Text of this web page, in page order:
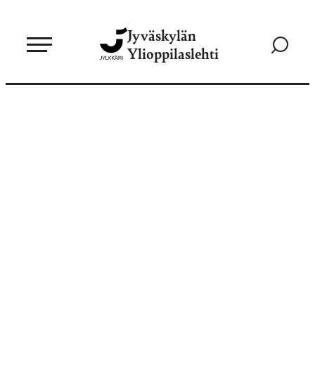
sisältöön
Jyväskylän
Ylioppilaslehti
Siirry